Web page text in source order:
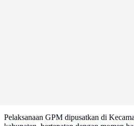
Pelaksanaan GPM dipusatkan di